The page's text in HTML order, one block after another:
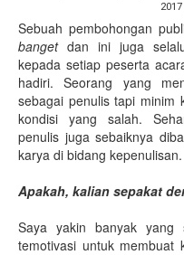
Sebuah pembohongan
banget dan ini juga
kepada setiap peserta
hadiri. Seorang yang
sebagai penulis tapi minim
kondisi yang salah.
penulis juga sebaiknya
karya di bidang kepenulisan.
Apakah, kalian sepakat
Saya yakin banyak yang
temotivasi untuk membuat